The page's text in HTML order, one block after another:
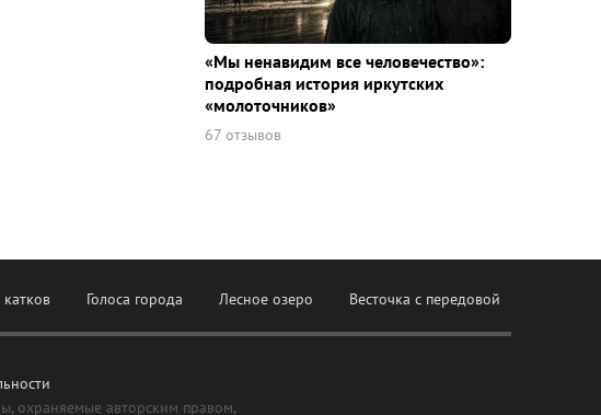
«Мы ненавидим все человечество»:
подробная история иркутских
«молоточников»
67 отзывов
Голоса города Лесное озеро Весточка с передовой
охраняемые авторским правом,